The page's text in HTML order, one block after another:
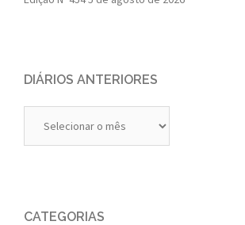
DIÁRIOS ANTERIORES
Anteriores
CATEGORIAS